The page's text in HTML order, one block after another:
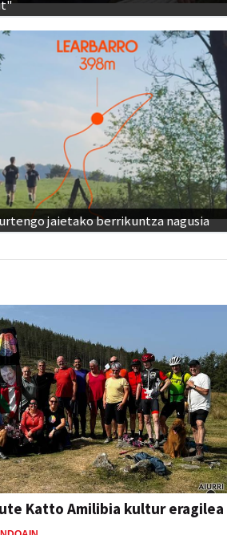
jaietako berrikuntza nagusia
Katto Amilibia kultur eragilea